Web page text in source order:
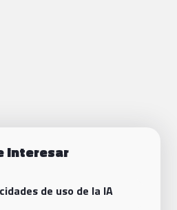
interesar
de uso de la IA